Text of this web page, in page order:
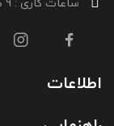
اطلاعات